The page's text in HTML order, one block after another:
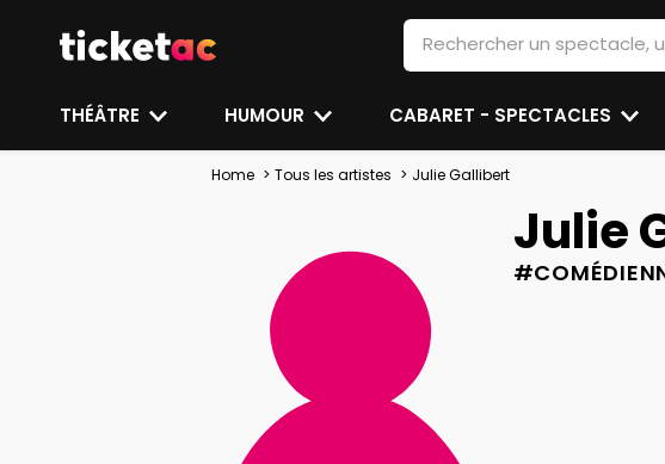
THÉÂTRE HUMOUR CABARET - SPECTACLES
Home Tous les artistes Julie Gallibert
Julie